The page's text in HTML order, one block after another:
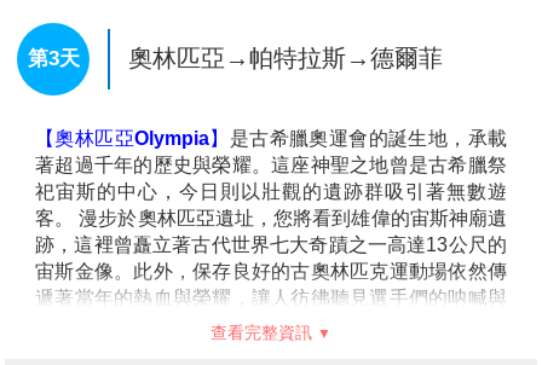
到愛琴海一望無際的美景。另一座建於海中央的小島堡
壘布爾齊城堡則為這座古色古香的小鎮增添了神秘色
彩。
第3天 奧林匹亞→帕特拉斯→德爾菲
【奧林匹亞Olympia】 是古希臘奧運會的誕生地，承載
著超過千年的歷史與榮耀。這座神聖之地曾是古希臘祭
祀宙斯的中心，今日則以壯觀的遺跡群吸引著無數遊
客。 漫步於奧林匹亞遺址，您將看到雄偉的宙斯神廟遺
跡，這裡曾矗立著古代世界七大奇蹟之一高達13公尺的
宙斯金像。此外，保存良好的古奧林匹克運動場依然傳
遞著當年的熱血與榮耀，讓人彷彿聽見選手們的呐喊與
查看完整資訊